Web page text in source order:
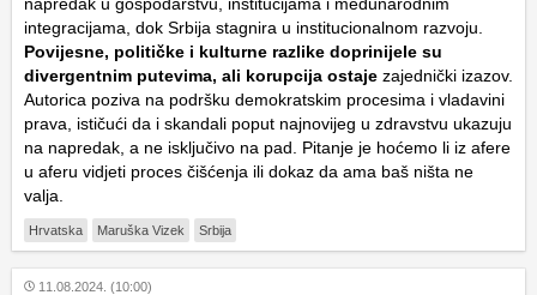
integracijama, dok Srbija stagnira u institucionalnom razvoju.
Povijesne, političke i kulturne razlike doprinijele su
divergentnim putevima, ali korupcija ostaje zajednički izazov.
Autorica poziva na podršku demokratskim procesima i vladavini
prava, ističući da i skandali poput najnovijeg u zdravstvu ukazuju
na napredak, a ne isključivo na pad. Pitanje je hoćemo li iz afere
u aferu vidjeti proces čišćenja ili dokaz da ama baš ništa ne
valja.
Hrvatska Maruška Vizek Srbija
11.08.2024. (10:00)